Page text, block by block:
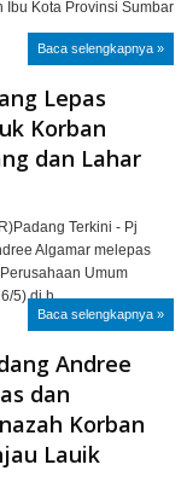
Kota Provinsi Sumbar
Baca selengkapnya »
Lepas
Korban
dan Lahar
Terkini - Pj
Algamar melepas
Umum
5) di h…
Baca selengkapnya »
Andree
dan
Korban
Lauik